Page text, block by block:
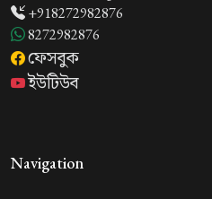
+918272982876
8272982876
ফেসবুক
ইউটিউব
Navigation